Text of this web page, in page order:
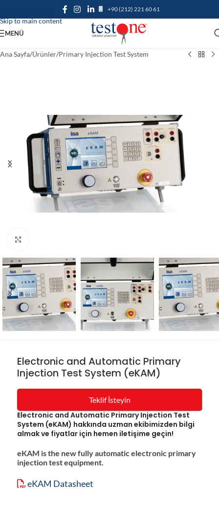
Skip to main content
+90 (212) 221 60 61
MENÜ
Ana Sayfa/Ürünler/Primary Injection Test System
Electronic and Automatic Primary
Injection Test System (eKAM)
Teklif İsteyin
Electronic and Automatic Primary Injection Test
System (eKAM) hakkında uzman ekibimizden bilgi
almak ve fiyatlar için hemen iletişime geçin!
eKAM is the new fully automatic electronic primary
injection test equipment.
eKAM Datasheet